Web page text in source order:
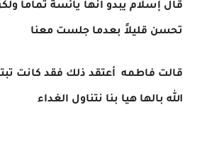
قال إسلام يبدو أنها يائسة تماما
تحسن قليلاً بعدما جلست معنا
قالت فاطمه أعتقد ذلك فقد كانت
الله بالها هيا بنا نتناول الغداء